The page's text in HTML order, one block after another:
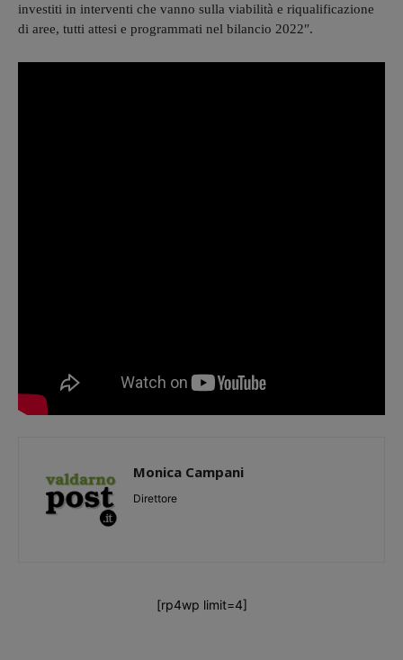
investiti in interventi che vanno sulla viabilità e riqualificazione
di aree, tutti attesi e programmati nel bilancio 2022″.
Monica Campani
Direttore
[rp4wp limit=4]